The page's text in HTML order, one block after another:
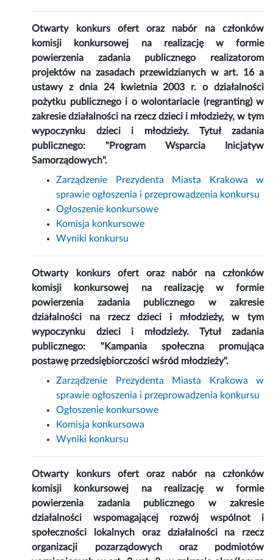
Otwarty konkurs ofert oraz nabór na członków
komisji konkursowej na realizację w formie
powierzenia zadania publicznego realizatorom
projektów na zasadach przewidzianych w art. 16 a
ustawy z dnia 24 kwietnia 2003 r. o działalności
pożytku publicznego i o wolontariacie (regranting) w
zakresie działalności na rzecz dzieci i młodzieży, w tym
wypoczynku dzieci i młodzieży. Tytuł zadania
publicznego: "Program Wsparcia Inicjatyw
Samorządowych".
Zarządzenie Prezydenta Miasta Krakowa w
sprawie ogłoszenia i przeprowadzenia konkursu
Ogłoszenie konkursowe
Komisja konkursowe
Wyniki konkursu
Otwarty konkurs ofert oraz nabór na członków
komisji konkursowej na realizację w formie
powierzenia zadania publicznego w zakresie
działalności na rzecz dzieci i młodzieży, w tym
wypoczynku dzieci i młodzieży. Tytuł zadania
publicznego: "Kampania społeczna promująca
postawę przedsiębiorczości wśród młodzieży".
Zarządzenie Prezydenta Miasta Krakowa w
sprawie ogłoszenia i przeprowadzenia konkursu
Ogłoszenie konkursowe
Komisja konkursowa
Wyniki konkursu
Otwarty konkurs ofert oraz nabór na członków
komisji konkursowej na realizację w formie
powierzenia zadania publicznego w zakresie
działalności wspomagającej rozwój wspólnot i
społeczności lokalnych oraz działalności na rzecz
organizacji pozarządowych oraz podmiotów